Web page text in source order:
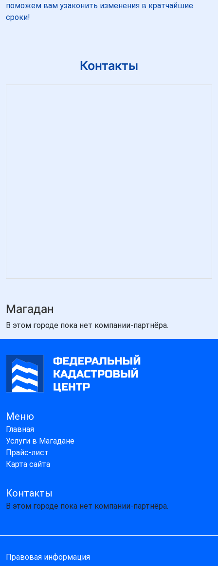
поможем вам узаконить изменения в кратчайшие
сроки!
Контакты
Магадан
В этом городе пока нет компании-партнёра.
Меню
Главная
Услуги в Магадане
Прайс-лист
Карта сайта
Контакты
В этом городе пока нет компании-партнёра.
Правовая информация